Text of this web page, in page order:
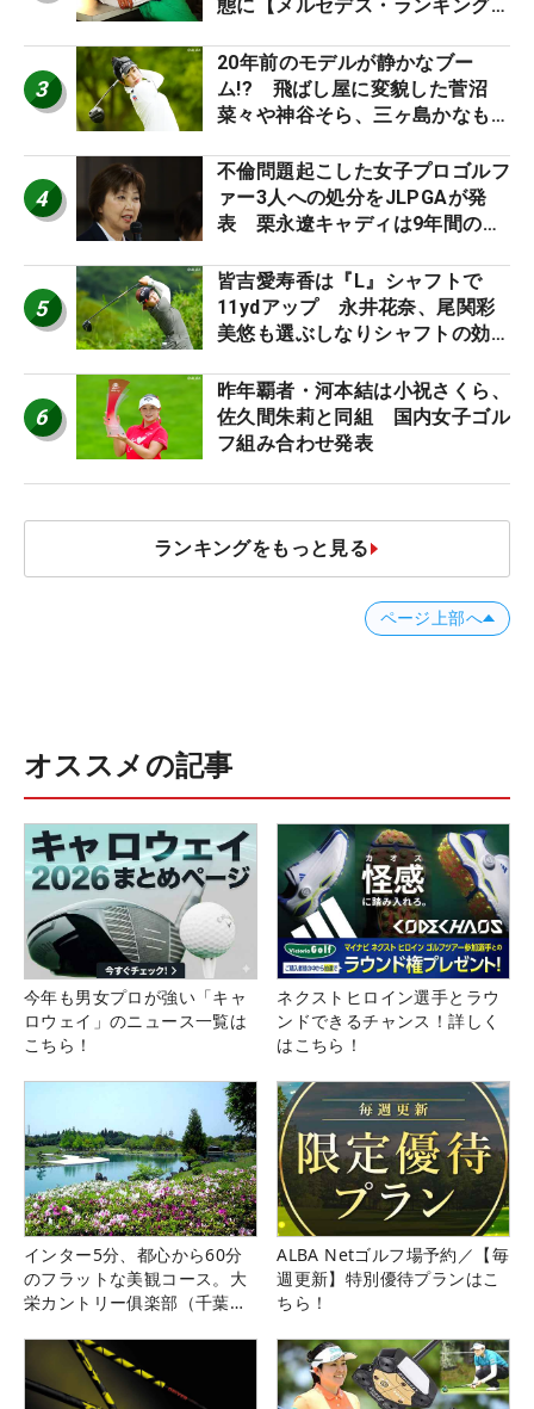
態に【メルセデス・ランキング番
3
20年前のモデルが静かなブー
ム!? 飛ばし屋に変貌した菅沼
菜々や神谷そら、三ヶ島かなも使
ロたちの“飛ばしギア”】
4
不倫問題起こした女子プロゴルフ
ァー3人への処分をJLPGAが発
表 栗永遼キャディは9年間の立
5
皆吉愛寿香は『L』シャフトで
11ydアップ 永井花奈、尾関彩
美悠も選ぶしなりシャフトの効果
ア”】
6
昨年覇者・河本結は小祝さくら、
佐久間朱莉と同組 国内女子ゴル
フ組み合わせ発表
ランキングをもっと見る
ページ上部へ
オススメの記事
今年も男女プロが強い「キャ
ロウェイ」のニュース一覧は
こちら！
ネクストヒロイン選手とラウ
ンドできるチャンス！詳しく
はこちら！
インター5分、都心から60分
のフラットな美観コース。大
栄カントリー俱楽部（千葉
ALBA Netゴルフ場予約／【毎
週更新】特別優待プランはこ
ちら！